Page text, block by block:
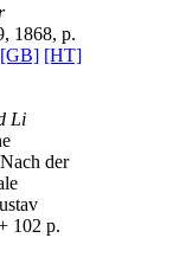
1868, p.
[GB] [HT]
Li
der
102 p.